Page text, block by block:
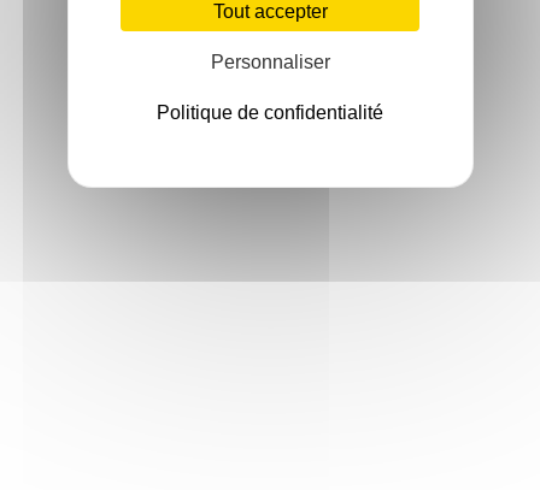
Tout accepter
Personnaliser
Politique de confidentialité